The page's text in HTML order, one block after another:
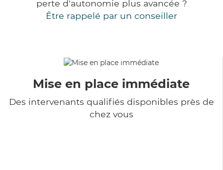
perte d'autonomie plus avancée ?
Être rappelé par un conseiller
Mise en place immédiate
Des intervenants qualifiés disponibles près de
chez vous